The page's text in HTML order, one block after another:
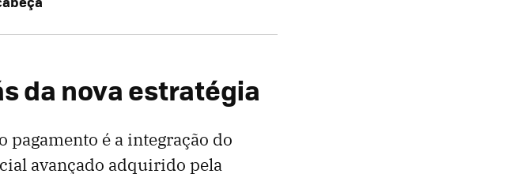
da nova estratégia
pagamento é a integração do
avançado adquirido pela